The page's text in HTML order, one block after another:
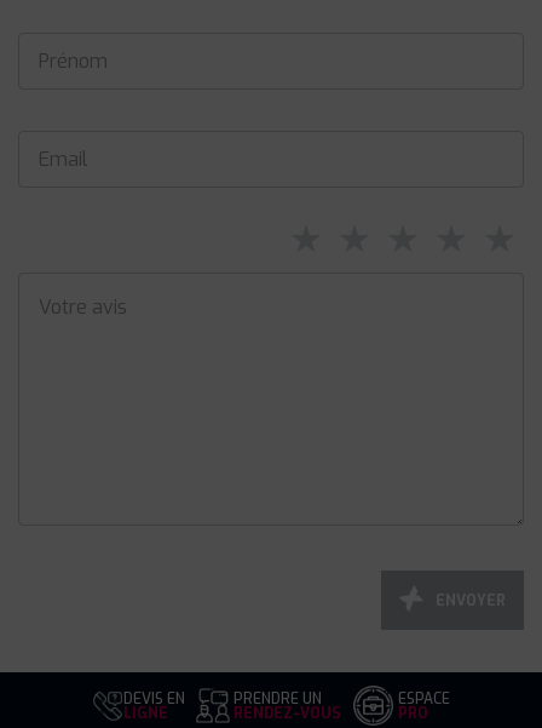
ENVOYER
DEVIS EN
LIGNE
PRENDRE UN
RENDEZ-VOUS
ESPACE
PRO